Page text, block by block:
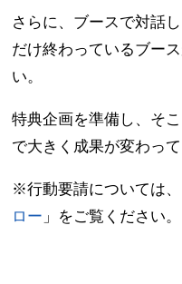
さらに、ブースで対話
だけ終わっているブー
い。
特典企画を準備し、そ
で大きく成果が変わっ
※行動要請については、
ロー 」をご覧ください。